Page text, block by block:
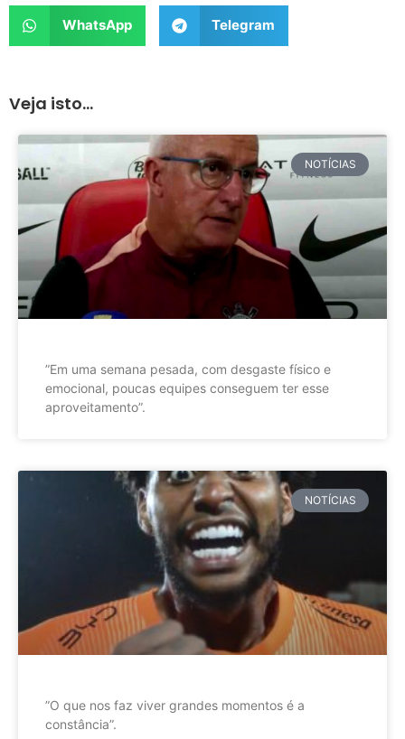
WhatsApp Telegram
Veja isto...
NOTÍCIAS
”Em uma semana pesada, com desgaste físico e
emocional, poucas equipes conseguem ter esse
aproveitamento”.
NOTÍCIAS
”O que nos faz viver grandes momentos é a
constância”.